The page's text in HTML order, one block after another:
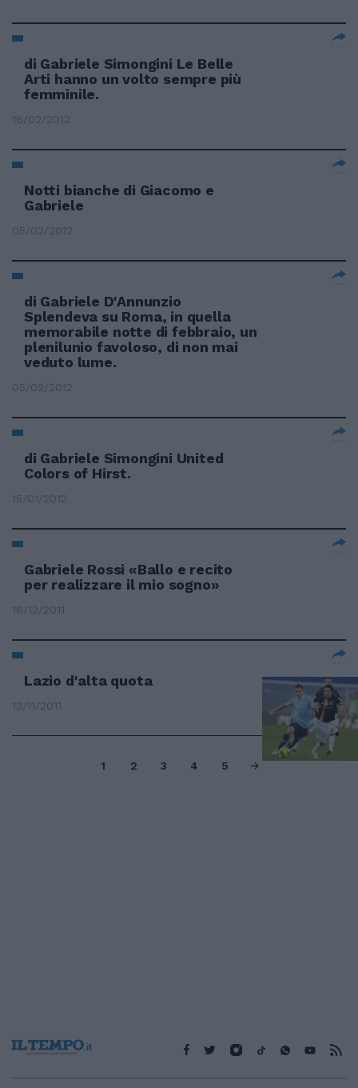
di Gabriele Simongini Le Belle
Arti hanno un volto sempre più
femminile.
16/02/2012
Notti bianche di Giacomo e
Gabriele
05/02/2012
di Gabriele D'Annunzio
Splendeva su Roma, in quella
memorabile notte di febbraio, un
plenilunio favoloso, di non mai
veduto lume.
05/02/2012
di Gabriele Simongini United
Colors of Hirst.
15/01/2012
Gabriele Rossi «Ballo e recito
per realizzare il mio sogno»
18/12/2011
Lazio d'alta quota
13/11/2011
1 2 3 4 5